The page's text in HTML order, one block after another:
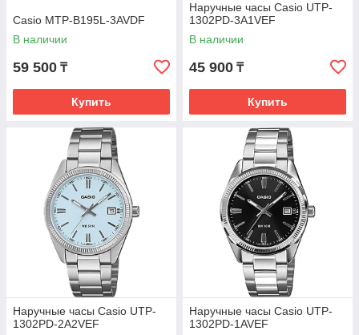
Casio MTP-B195L-3AVDF
В наличии
59 500 ₸
Купить
Наручные часы Casio UTP-
1302PD-3A1VEF
В наличии
45 900 ₸
Купить
Наручные часы Casio UTP-
1302PD-2A2VEF
Наручные часы Casio UTP-
1302PD-1AVEF